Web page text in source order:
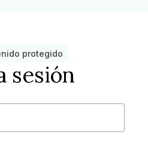
protegido
sesión